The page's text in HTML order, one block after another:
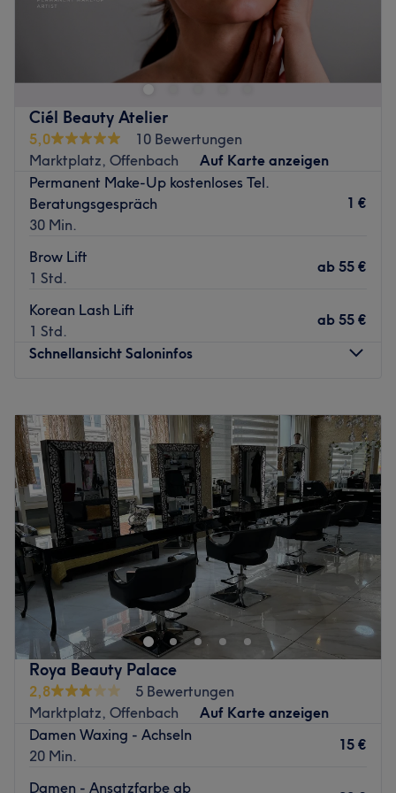
Zurück zur Salonansicht
Ciél Beauty Atelier
5,0
10 Bewertungen
Marktplatz, Offenbach
Auf Karte anzeigen
Permanent Make-Up kostenloses Tel.
Beratungsgespräch
30 Min.
1 €
Brow Lift
1 Std.
ab 55 €
Korean Lash Lift
1 Std.
ab 55 €
Schnellansicht Saloninfos
Dienstag
Geschlossen
Mittwoch
Geschlossen
Donnerstag
Geschlossen
Freitag
Geschlossen
Samstag
10:00–18:00
Sonntag
10:00 18:00
Das Ciél Beauty Atelier in zentraler Lage in Offenbach
steht für exklusives Permanent Make-up auf höchstem
Niveau. Der stilvolle Salon hat sich auf präzise
Lippenpigmentierung und elegante Powder Brows
spezialisiert – für Ergebnisse, die natürlich wirken und die
individuelle Schönheit perfekt unterstreichen. Mit
hochwertigen Pigmenten, modernen Techniken und viel
Liebe zum Detail entstehen harmonische Looks, die
langlebig und gleichzeitig besonders fein wirken.
Roya Beauty Palace
2,8
5 Bewertungen
Marktplatz, Offenbach
Auf Karte anzeigen
Damen Waxing - Achseln
20 Min.
15 €
Damen - Ansatzfarbe ab